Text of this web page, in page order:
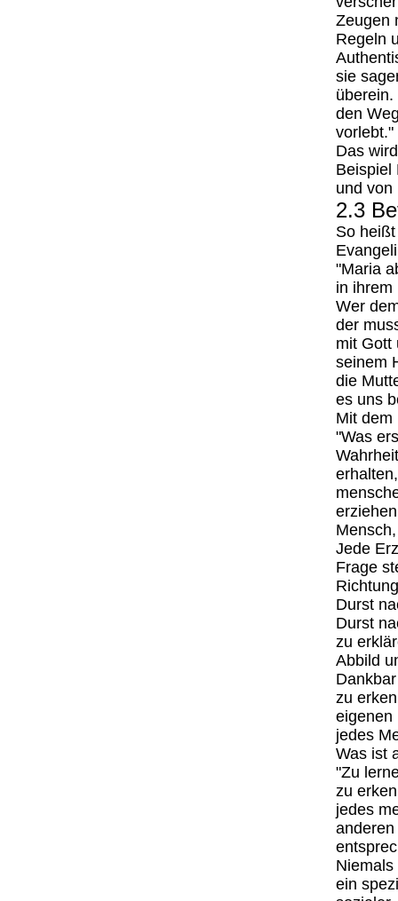
Zeugen
Regeln
sie
den
vorlebt."
Das
Beispiel
und von
2.3
So
"Maria
in ihrem
Wer
der
mit Gott
seinem
die
es uns
Mit dem
"Was
Jede
Frage
Durst
Durst
zu
Abbild
zu
eigenen
jedes
Was ist
"Zu
zu
jedes
ein